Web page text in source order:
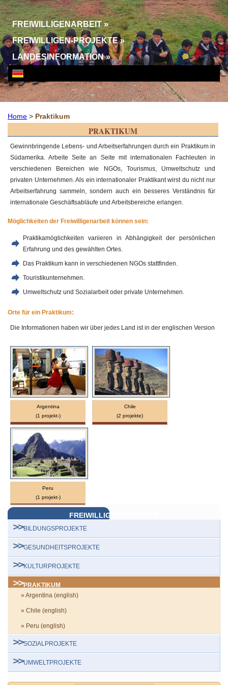
FREIWILLIGENARBEIT»
FREIWILLIGEN-PROJEKTE»
LANDESINFORMATION»
Home > Praktikum
PRAKTIKUM
Gewinnbringende Lebens- und Arbeitserfahrungen durch ein Praktikum in
Südamerika. Arbeite Seite an Seite mit internationalen Fachleuten in
verschiedenen Bereichen wie NGOs, Tourismus, Umweltschutz und
privaten Unternehmen. Als ein internationaler Praktikant wirst du nicht nur
Arbeitserfahrung sammeln, sondern auch ein besseres Verständnis für
internationale Geschäftsabläufe und Arbeitsbereiche erlangen.
Möglichkeiten der Freiwilligenarbeit können sein:
Praktikamöglichkeiten variieren in Abhängigkeit der persönlichen
Erfahrung und des gewählten Ortes.
Das Praktikum kann in verschiedenen NGOs stattfinden.
Touristikunternehmen.
Umweltschutz und Sozialarbeit oder private Unternehmen.
Orte für ein Praktikum:
Die Informationen haben wir über jedes Land ist in der englischen Version
Argentina
(1 projekt-)
Chile
(2 projekte)
Peru
(1 projekt-)
FREIWILLIGENPROJEKTE
BILDUNGSPROJEKTE
GESUNDHEITSPROJEKTE
KULTURPROJEKTE
PRAKTIKUM
» Argentina (english)
» Chile (english)
» Peru (english)
SOZIALPROJEKTE
UMWELTPROJEKTE